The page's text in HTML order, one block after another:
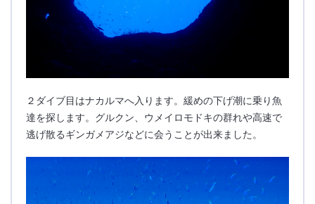
２ダイブ目はナカルマへ入ります。緩めの下げ潮に乗り魚
達を探します。グルクン、ウメイロモドキの群れや高速で
逃げ散るギンガメアジなどに会うことが出来ました。